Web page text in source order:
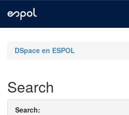
navigationDSpace en ESPOL
Search
Search: